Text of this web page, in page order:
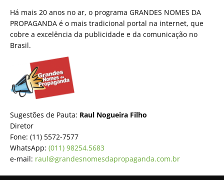
Há mais 20 anos no ar, o programa GRANDES NOMES DA
PROPAGANDA é o mais tradicional portal na internet, que
cobre a excelência da publicidade e da comunicação no
Brasil.
Sugestões de Pauta: Raul Nogueira Filho
Diretor
Fone: (11) 5572-7577
WhatsApp: (011) 98254.5683
e-mail: raul@grandesnomesdapropaganda.com.br